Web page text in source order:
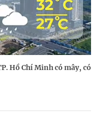
Hồ Chí Minh có mây, có